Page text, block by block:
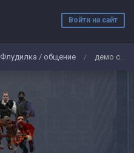
Войти на сайт
Флудилка / общение / демо словаеду